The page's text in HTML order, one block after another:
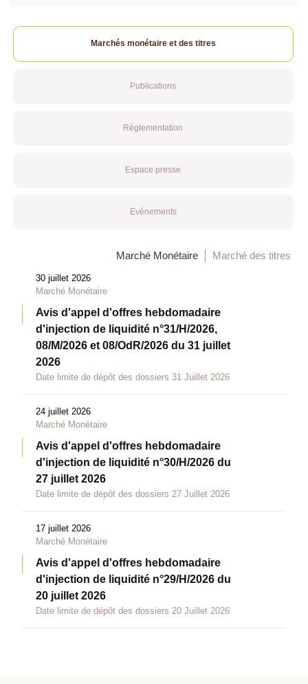
Marchés monétaire et des titres
Publications
Réglementation
Espace presse
Evénements
Marché Monétaire Marché des titres
30 juillet 2026
Marché Monétaire
Avis d'appel d'offres hebdomadaire
d'injection de liquidité n°31/H/2026,
08/M/2026 et 08/OdR/2026 du 31 juillet
2026
Date limite de dépôt des dossiers 31 Juillet 2026
24 juillet 2026
Marché Monétaire
Avis d'appel d'offres hebdomadaire
d'injection de liquidité n°30/H/2026 du
27 juillet 2026
Date limite de dépôt des dossiers 27 Juillet 2026
17 juillet 2026
Marché Monétaire
Avis d'appel d'offres hebdomadaire
d'injection de liquidité n°29/H/2026 du
20 juillet 2026
Date limite de dépôt des dossiers 20 Juillet 2026